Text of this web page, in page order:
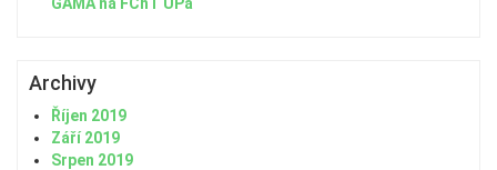
Archivy
Říjen 2019
Září 2019
Srpen 2019